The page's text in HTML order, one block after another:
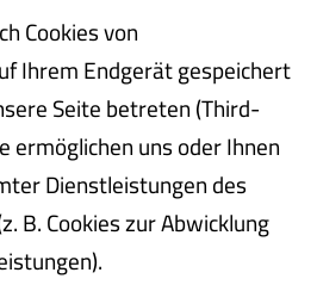
Cookies von
Ihrem Endgerät gespeichert
Seite betreten (Third-
ermöglichen uns oder Ihnen
Dienstleistungen des
B. Cookies zur Abwicklung